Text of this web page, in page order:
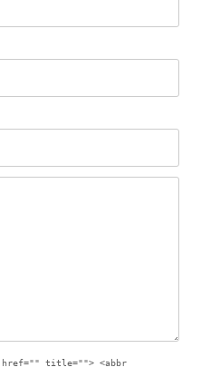
href="" title=""> <abbr